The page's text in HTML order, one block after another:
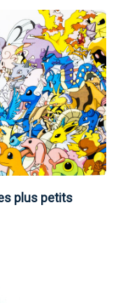
plus petits